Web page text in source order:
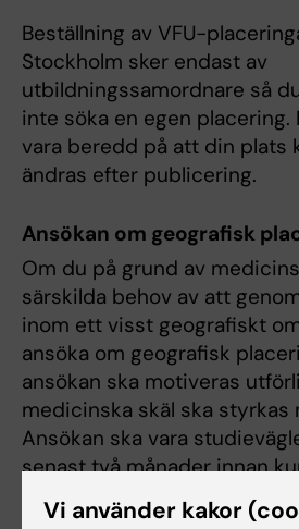
Beställning av VFU-
Stockholm sker endast av
utbildningssamordnare så
inte söka en egen placering.
vara beredd på att din plats
ändras efter publicering.
Ansökan om geografisk
Om du på grund av
särskilda behov av att
inom ett visst geografiskt
ansöka om geografisk
ansökan ska motiveras
medicinska skäl ska styrkas
Ansökan ska vara
senast två månader innan
Beslut om geografisk
Vi använder kakor